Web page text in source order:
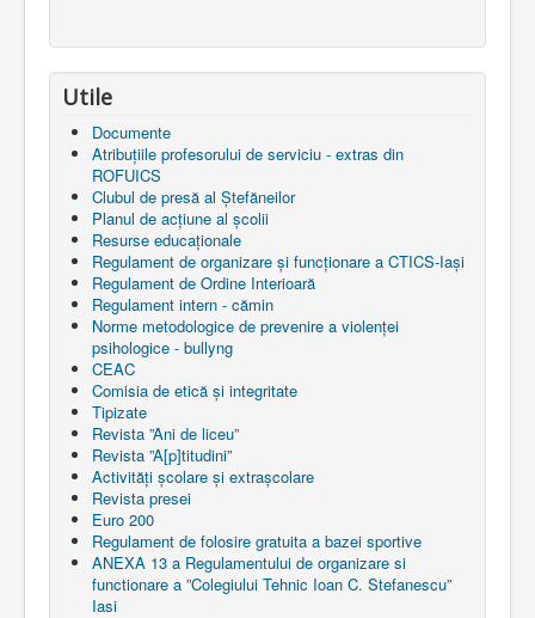
Utile
Documente
Atribuțiile profesorului de serviciu - extras din
ROFUICS
Clubul de presă al Ștefăneilor
Planul de acțiune al școlii
Resurse educaționale
Regulament de organizare și funcționare a CTICS-Iași
Regulament de Ordine Interioară
Regulament intern - cămin
Norme metodologice de prevenire a violenței
psihologice - bullyng
CEAC
Comisia de etică și integritate
Tipizate
Revista ”Ani de liceu”
Revista ”A[p]titudini”
Activități școlare și extrașcolare
Revista presei
Euro 200
Regulament de folosire gratuita a bazei sportive
ANEXA 13 a Regulamentului de organizare si
functionare a ”Colegiului Tehnic Ioan C. Stefanescu”
Iasi